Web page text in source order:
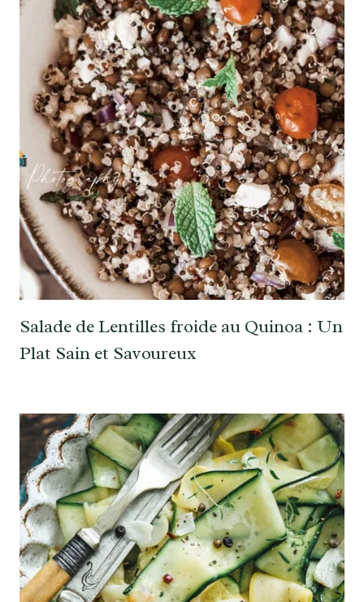
Salade de Lentilles froide au Quinoa : Un
Plat Sain et Savoureux